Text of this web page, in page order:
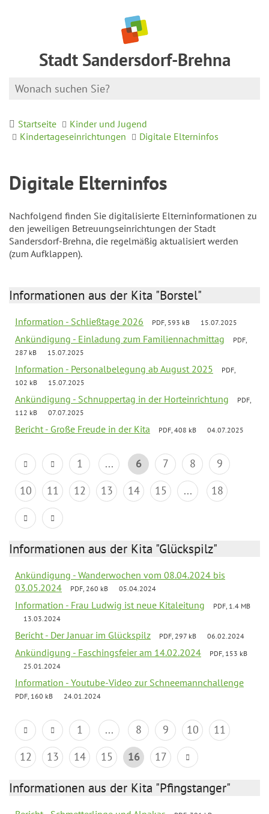
Stadt Sandersdorf-Brehna
Startseite
Kinder und Jugend
Kindertageseinrichtungen
Digitale Elterninfos
Digitale Elterninfos
Nachfolgend finden Sie digitalisierte Elterninformationen zu
den jeweiligen Betreuungseinrichtungen der Stadt
Sandersdorf-Brehna, die regelmäßig aktualisiert werden
(zum Aufklappen).
Informationen aus der Kita "Borstel"
Information - Schließtage 2026 PDF, 593 kB 15.07.2025
Ankündigung - Einladung zum Familiennachmittag
PDF,
287 kB
15.07.2025
Information - Personalbelegung ab August 2025
PDF,
102 kB
15.07.2025
Ankündigung - Schnuppertag in der Horteinrichtung
PDF,
112 kB
07.07.2025
Bericht - Große Freude in der Kita PDF, 408 kB 04.07.2025
1 ... 6 7 8
9
10
11 12 13 14 15 ... 18
Informationen aus der Kita "Glückspilz"
Ankündigung - Wanderwochen vom 08.04.2024 bis
03.05.2024
PDF, 260 kB 05.04.2024
Information - Frau Ludwig ist neue Kitaleitung
PDF, 1.4 MB
13.03.2024
Bericht - Der Januar im Glückspilz PDF, 297 kB 06.02.2024
Ankündigung - Faschingsfeier am 14.02.2024
PDF, 153 kB
25.01.2024
Information - Youtube-Video zur Schneemannchallenge
PDF, 160 kB 24.01.2024
1 ... 8 9 10
11
12
13 14 15 16 17
Informationen aus der Kita "Pfingstanger"